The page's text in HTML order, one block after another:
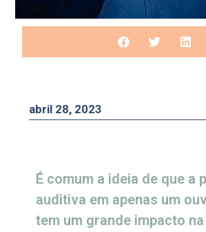
abril 28, 2023
É comum a ideia de que a
auditiva em apenas um
tem um grande impacto